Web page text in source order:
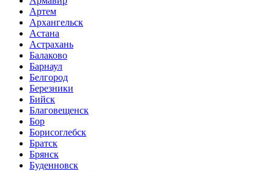
Артем
Архангельск
Астана
Астрахань
Балаково
Барнаул
Белгород
Березники
Бийск
Благовещенск
Бор
Борисоглебск
Братск
Брянск
Буденновск